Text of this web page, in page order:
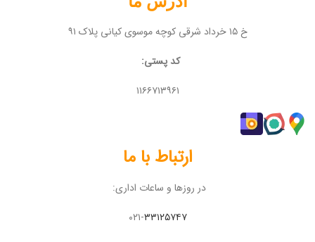
خ ۱۵ خرداد شرقی کوچه موسوی کیانی پلاک ۹۱
کد پستی:
۱۱۶۶۷۱۳۹۶۱
ارتباط با ما
در روزها و ساعات اداری:
۰۲۱-۳۳۱۲۵۷۴۷